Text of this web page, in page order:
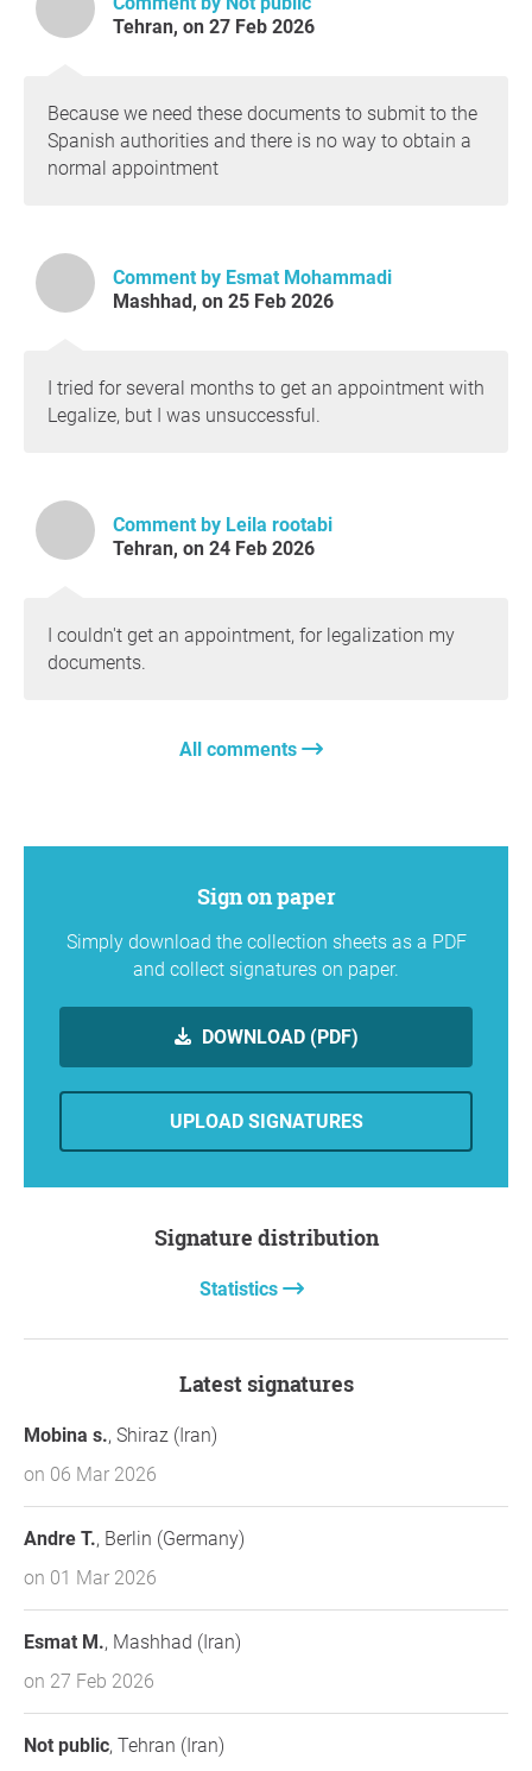
Tehran, on 27 Feb 2026
Because we need these documents to submit to the
Spanish authorities and there is no way to obtain a
normal appointment
Comment by Esmat Mohammadi
Mashhad, on 25 Feb 2026
I tried for several months to get an appointment with
Legalize, but I was unsuccessful.
Comment by Leila rootabi
Tehran, on 24 Feb 2026
I couldn't get an appointment, for legalization my
documents.
All comments
Sign on paper
Simply download the collection sheets as a PDF
and collect signatures on paper.
DOWNLOAD (PDF)
UPLOAD SIGNATURES
Signature distribution
Statistics
Latest signatures
Mobina s., Shiraz (Iran)
on 06 Mar 2026
Andre T., Berlin (Germany)
on 01 Mar 2026
Esmat M., Mashhad (Iran)
on 27 Feb 2026
Not public, Tehran (Iran)